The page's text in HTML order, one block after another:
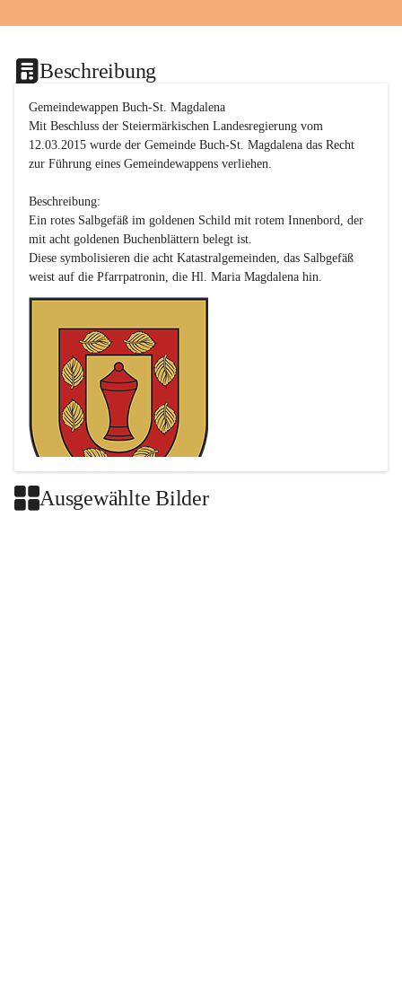
Beschreibung
Gemeindewappen Buch-St. Magdalena
Mit Beschluss der Steiermärkischen Landesregierung vom
12.03.2015 wurde der Gemeinde Buch-St. Magdalena das Recht
zur Führung eines Gemeindewappens verliehen.
Beschreibung:
Ein rotes Salbgefäß im goldenen Schild mit rotem Innenbord, der
mit acht goldenen Buchenblättern belegt ist.
Diese symbolisieren die acht Katastralgemeinden, das Salbgefäß
Ausgewählte Bilder